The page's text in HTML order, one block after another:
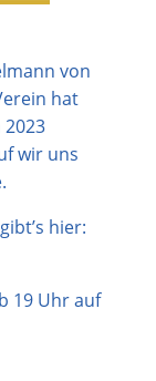
von
hat
wir uns
hier:
19 Uhr auf